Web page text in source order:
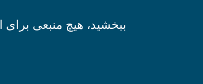
ببخشید، هیچ منبعی